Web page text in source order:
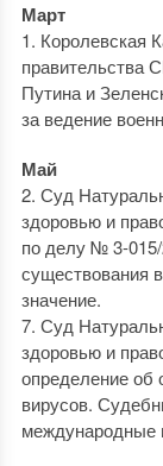
Март
1. Королевская
правительства
Путина и
за ведение
Май
2. Суд
здоровью и
по делу № 3-015/
существования
значение.
7. Суд
здоровью и
определение об
вирусов.
международные